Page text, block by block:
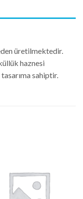
üretilmektedir.
haznesi
sahiptir.